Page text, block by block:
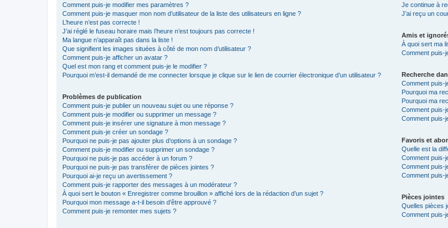
Comment puis-je modifier mes paramètres ?
Comment puis-je masquer mon nom d’utilisateur de la liste des utilisateurs en ligne ?
L’heure n’est pas correcte !
J’ai réglé le fuseau horaire mais l’heure n’est toujours pas correcte !
Ma langue n’apparaît pas dans la liste !
Que signifient les images situées à côté de mon nom d’utilisateur ?
Comment puis-je afficher un avatar ?
Quel est mon rang et comment puis-je le modifier ?
Pourquoi m’est-il demandé de me connecter lorsque je clique sur le lien de courrier électronique d’un utilisateur ?
Problèmes de publication
Comment puis-je publier un nouveau sujet ou une réponse ?
Comment puis-je modifier ou supprimer un message ?
Comment puis-je insérer une signature à mon message ?
Comment puis-je créer un sondage ?
Pourquoi ne puis-je pas ajouter plus d’options à un sondage ?
Comment puis-je modifier ou supprimer un sondage ?
Pourquoi ne puis-je pas accéder à un forum ?
Pourquoi ne puis-je pas transférer de pièces jointes ?
Pourquoi ai-je reçu un avertissement ?
Comment puis-je rapporter des messages à un modérateur ?
À quoi sert le bouton « Enregistrer comme brouillon » affiché lors de la rédaction d’un sujet ?
Pourquoi mon message a-t-il besoin d’être approuvé ?
Comment puis-je remonter mes sujets ?
Je continue à
J’ai reçu un
Amis et
À quoi sert ma
Comment puis-
Recherche
Comment puis-
Pourquoi ma
Pourquoi ma
Comment puis-
Comment puis-
Favoris et
Quelle est la
Comment puis-
Comment puis-
Comment puis-
Pièces jointes
Quelles pièces
Comment puis-